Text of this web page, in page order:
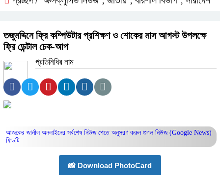
তজুমদ্দিনে ফ্রি কম্পিউটার প্রশিক্ষণ ও শোকের মাস আগস্ট উপলক্ষে
ফ্রি ডেন্টাল চেক-আপ
প্রতিনিধির নাম
আজকের জার্নাল অনলাইনের সর্বশেষ নিউজ পেতে অনুসরণ করুন গুগল নিউজ (Google News)
ফিডটি
📸 Download PhotoCard